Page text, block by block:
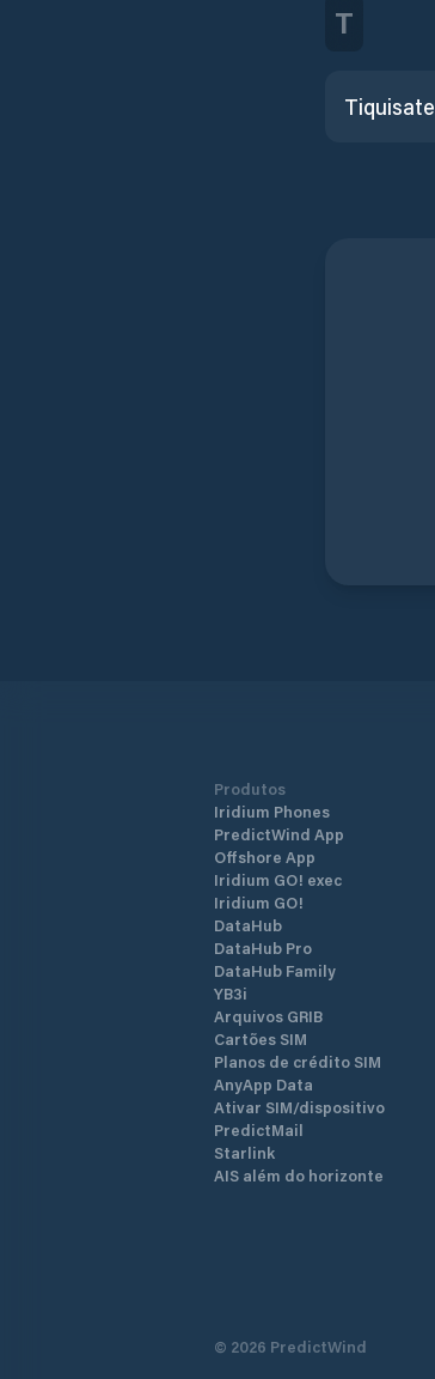
T
Tiquisate
Produtos
Iridium Phones
PredictWind App
Offshore App
Iridium GO! exec
Iridium GO!
DataHub
DataHub Pro
DataHub Family
YB3i
Arquivos GRIB
Cartões SIM
Planos de crédito SIM
AnyApp Data
Ativar SIM/dispositivo
PredictMail
Starlink
AIS além do horizonte
© 2026 PredictWind